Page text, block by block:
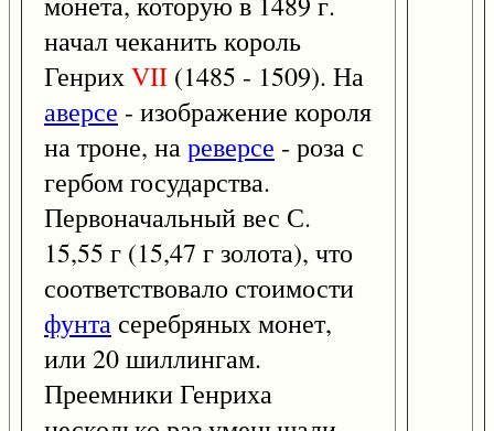
начал чеканить король
ГенрихVII (1485 - 1509). На
аверсе - изображение короля
на троне, нареверсе - роза с
гербом государства.
Первоначальный вес С.
15,55 г (15,47 г золота), что
соответствовало стоимости
фунта серебряных монет,
или 20 шиллингам.
Преемники Генриха